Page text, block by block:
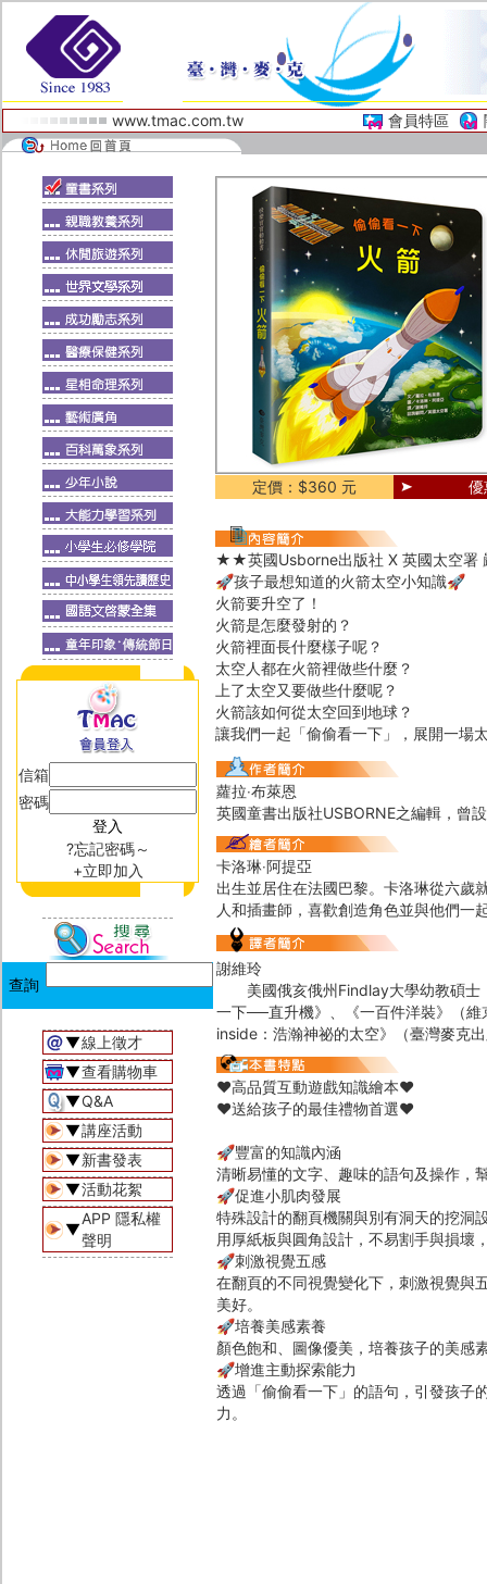
www.tmac.com.tw 會員特區
信箱
密碼
?忘記密碼～
+立即加入
▼線上徵才
▼查看購物車
▼Q&A
▼講座活動
▼新書發表
▼活動花絮
▼
APP 隱私權
聲明
定價：$360 元
★★英國Usborne出版社 X 英國太空
🚀孩子最想知道的火箭太空小知識🚀
火箭要升空了！
火箭是怎麼發射的？
火箭裡面長什麼樣子呢？
太空人都在火箭裡做些什麼？
上了太空又要做些什麼呢？
火箭該如何從太空回到地球？
讓我們一起「偷偷看一下」，展開一場
蘿拉‧布萊恩
英國童書出版社USBORNE之編輯，曾
卡洛琳‧阿提亞
出生並居住在法國巴黎。卡洛琳從六歲
人和插畫師，喜歡創造角色並與他們一
謝維玲
美國俄亥俄州Findlay大學幼教碩士
一下──直升機》、《一百件洋裝》（
inside：浩瀚神祕的太空》（臺灣麥克
♥高品質互動遊戲知識繪本♥
♥送給孩子的最佳禮物首選♥
🚀豐富的知識內涵
清晰易懂的文字、趣味的語句及操作，
🚀促進小肌肉發展
特殊設計的翻頁機關與別有洞天的挖洞
用厚紙板與圓角設計，不易割手與損壞
🚀刺激視覺五感
在翻頁的不同視覺變化下，刺激視覺與
美好。
🚀培養美感素養
顏色飽和、圖像優美，培養孩子的美感
🚀增進主動探索能力
透過「偷偷看一下」的語句，引發孩子
力。